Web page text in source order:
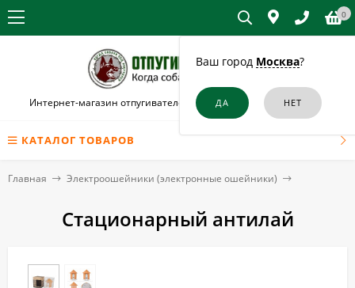
Ваш город Москва?
0
Интернет-магазин отпугивателей собак и кошек в Балабаново
КАТАЛОГ ТОВАРОВ
Главная Электроошейники (электронные ошейники)
Стационарный антилай